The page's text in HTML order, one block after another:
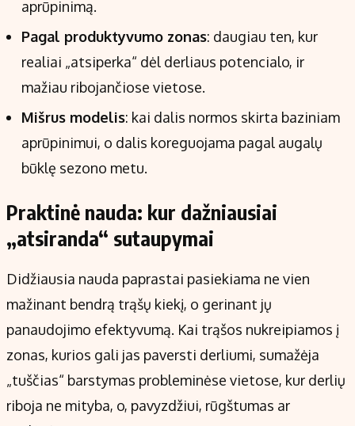
aprūpinimą.
Pagal produktyvumo zonas: daugiau ten, kur
realiai „atsiperka“ dėl derliaus potencialo, ir
mažiau ribojančiose vietose.
Mišrus modelis: kai dalis normos skirta baziniam
aprūpinimui, o dalis koreguojama pagal augalų
būklę sezono metu.
Praktinė nauda: kur dažniausiai
„atsiranda“ sutaupymai
Didžiausia nauda paprastai pasiekiama ne vien
mažinant bendrą trąšų kiekį, o gerinant jų
panaudojimo efektyvumą. Kai trąšos nukreipiamos į
zonas, kurios gali jas paversti derliumi, sumažėja
„tuščias“ barstymas probleminėse vietose, kur derlių
riboja ne mityba, o, pavyzdžiui, rūgštumas ar